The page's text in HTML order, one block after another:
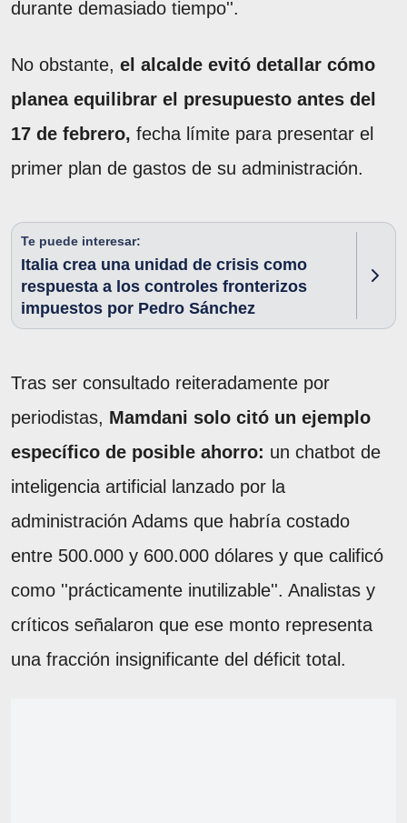
durante demasiado tiempo''.
No obstante, el alcalde evitó detallar cómo
planea equilibrar el presupuesto antes del
17 de febrero, fecha límite para presentar el
primer plan de gastos de su administración.
Te puede interesar:
Italia crea una unidad de crisis como
respuesta a los controles fronterizos
impuestos por Pedro Sánchez
Tras ser consultado reiteradamente por
periodistas, Mamdani solo citó un ejemplo
específico de posible ahorro: un chatbot de
inteligencia artificial lanzado por la
administración Adams que habría costado
entre 500.000 y 600.000 dólares y que calificó
como ''prácticamente inutilizable''. Analistas y
críticos señalaron que ese monto representa
una fracción insignificante del déficit total.